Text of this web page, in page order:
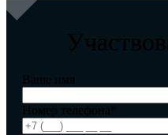
Ваше имя
Номер телефона*